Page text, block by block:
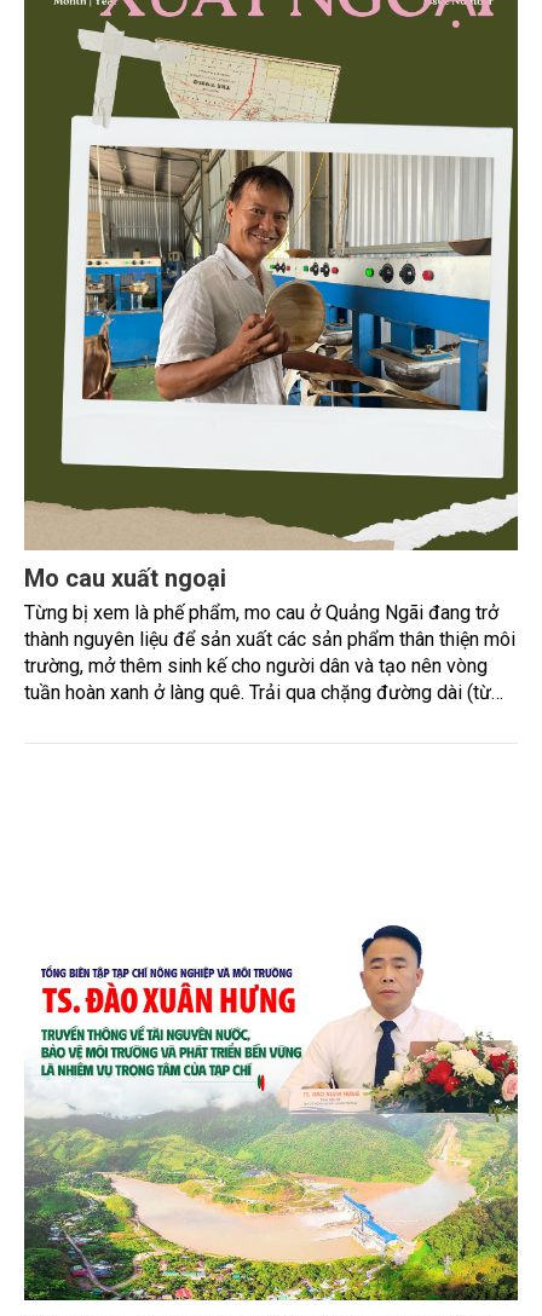
Mo cau xuất ngoại
Từng bị xem là phế phẩm, mo cau ở Quảng Ngãi đang trở
thành nguyên liệu để sản xuất các sản phẩm thân thiện môi
trường, mở thêm sinh kế cho người dân và tạo nên vòng
tuần hoàn xanh ở làng quê. Trải qua chặng đường dài (từ
trong nước và quốc tế đón nhận.